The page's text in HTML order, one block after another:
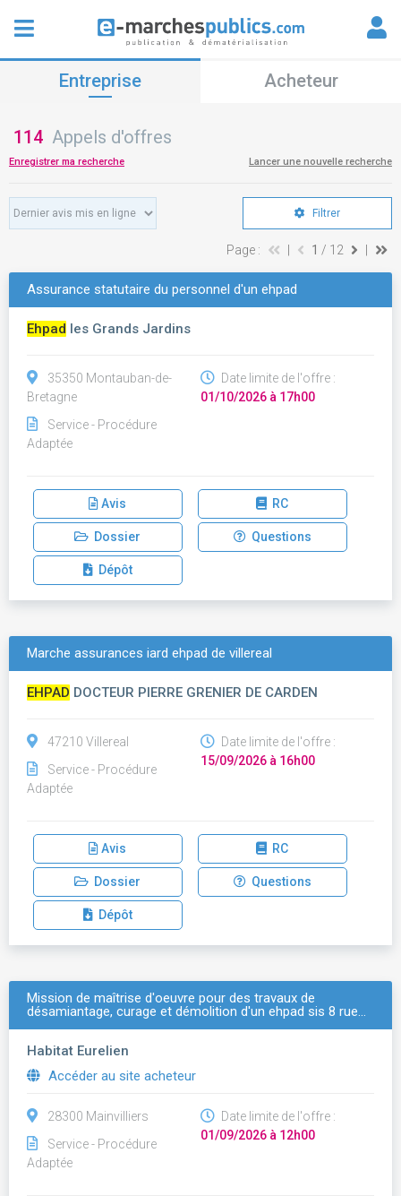
Entreprise Acheteur
114 Appels d'offres
Enregistrer ma recherche Lancer une nouvelle recherche
Filtrer
Page : 1 / 12
Assurance statutaire du personnel d'un ehpad
Ehpad les Grands Jardins
35350 Montauban-de-
Bretagne
Service - Procédure
Adaptée
Date limite de l'offre :
01/10/2026 à 17h00
Avis RC
Dossier Questions
Dépôt
Marche assurances iard ehpad de villereal
EHPAD DOCTEUR PIERRE GRENIER DE CARDEN
47210 Villereal
Service - Procédure
Adaptée
Date limite de l'offre :
15/09/2026 à 16h00
Avis RC
Dossier Questions
Dépôt
Mission de maîtrise d'oeuvre pour des travaux de
désamiantage, curage et démolition d'un ehpad sis 8 rue…
Habitat Eurelien
Accéder au site acheteur
28300 Mainvilliers
Service - Procédure
Adaptée
Date limite de l'offre :
01/09/2026 à 12h00